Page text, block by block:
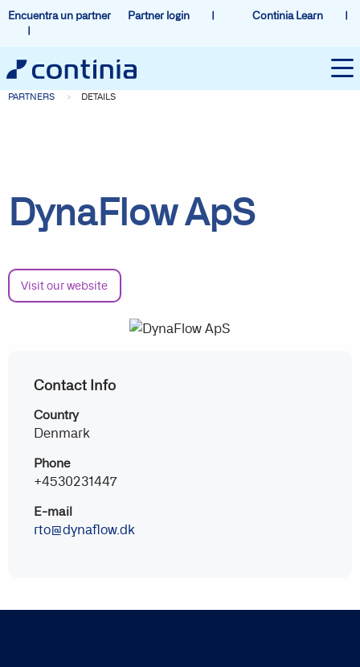
Encuentra un partner Partner login Continia Learn
PARTNERS DETAILS
DynaFlow ApS
Visit our website
Contact Info
Country
Denmark
Phone
+4530231447
E-mail
rto@dynaflow.dk